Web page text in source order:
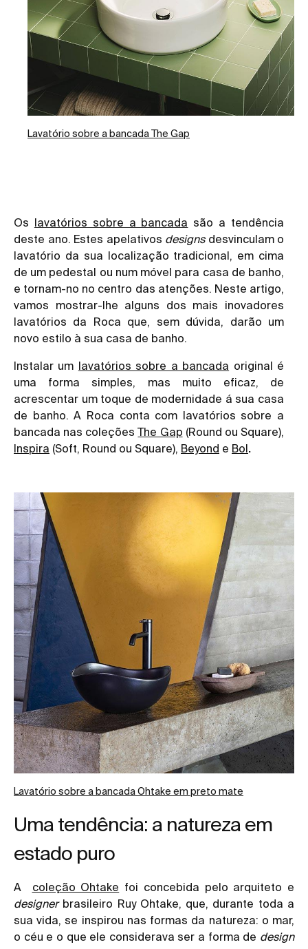
Lavatório sobre a bancada The Gap
Os lavatórios sobre a bancada são a tendência
deste ano. Estes apelativos designsdesvinculam o
lavatório da sua localização tradicional, em cima
de um pedestal ou num móvel para casa de banho,
e tornam-no no centro das atenções. Neste artigo,
vamos mostrar-lhe alguns dos mais inovadores
lavatórios da Roca que, sem dúvida, darão um
novo estilo à sua casa de banho.
Instalar um lavatórios sobre a bancada original é
uma forma simples, mas muito eficaz, de
acrescentar um toque de modernidade á sua casa
de banho. A Roca conta com lavatórios sobre a
bancada nas coleçõesThe Gap (Round ou Square),
Inspira (Soft, Round ou Square), Beyond e Bol
Uma tendência: a natureza em
estado puro
A coleção Ohtake foi concebida pelo arquiteto e
designerbrasileiro Ruy Ohtake, que, durante toda a
sua vida, se inspirou nas formas da natureza: o mar,
o céu e o que ele considerava ser a forma de design
Lavatório sobre a bancada Ohtake em preto mate